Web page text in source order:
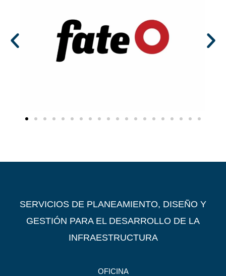
SERVICIOS DE PLANEAMIENTO, DISEÑO Y
GESTIÓN PARA EL DESARROLLO DE LA
INFRAESTRUCTURA
OFICINA